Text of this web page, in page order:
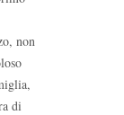
non
di